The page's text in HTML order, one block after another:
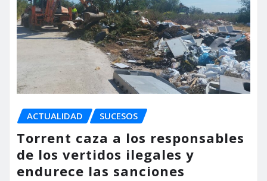
ACTUALIDAD SUCESOS
Torrent caza a los responsables
de los vertidos ilegales y
endurece las sanciones